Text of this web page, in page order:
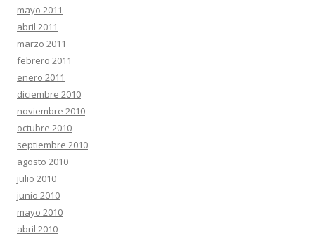
mayo 2011
abril 2011
marzo 2011
febrero 2011
enero 2011
diciembre 2010
noviembre 2010
octubre 2010
septiembre 2010
agosto 2010
julio 2010
junio 2010
mayo 2010
abril 2010